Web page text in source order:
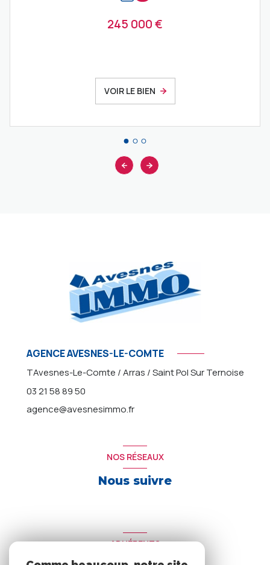
245 000 €
VOIR LE BIEN
AGENCE AVESNES-LE-COMTE
TAvesnes-Le-Comte / Arras / Saint Pol Sur Ternoise
03 21 58 89 50
agence@avesnesimmo.fr
NOS RÉSEAUX
Nous suivre
ADHÉRENTS